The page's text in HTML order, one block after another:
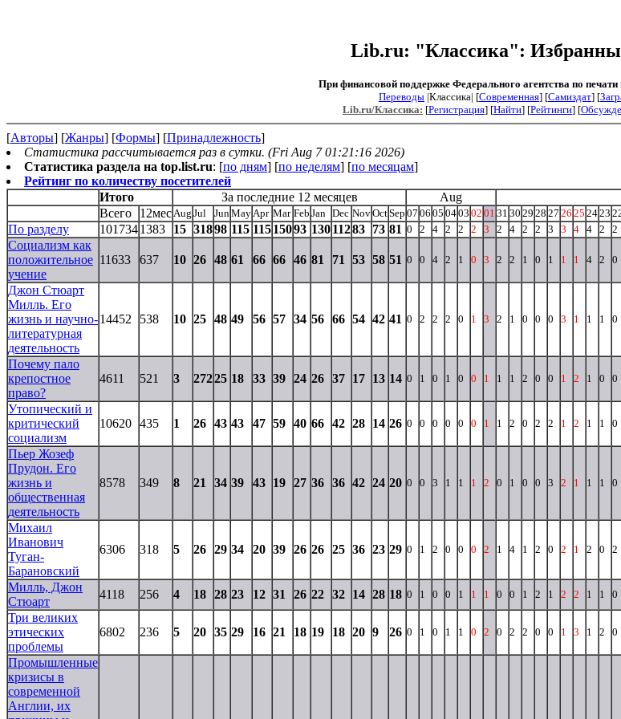
Lib.ru: "Классика":
При финансовой поддержке Федерального агентства по
Переводы |Классика| [Современная] [Самиздат] [
Lib.ru/Классика: [Регистрация] [Найти] [Рейтинги] [
[Авторы] [Жанры] [Формы] [Принадлежность]
Статистика рассчитывается раз в сутки. (Fri Aug 7 01:21:16 2026)
Статистика раздела на top.list.ru: [по дням] [по неделям] [по месяцам]
Рейтинг по количеству посетителей
Итого
За последние 12 месяцев Aug
Всего
12мес Aug Jul Jun May Apr Mar Feb Jan Dec NovOctSep 07 06 05 0403 02 01 31 30 29 28 27 26 25 2423
По разделу 1017341383 15 31898 115 11515093 13011283 73 81 0 2 4 2 2 2 3 2 4 2 2 3 3 4 4 2 2
Социализм как
положительное
учение
11633 637 10 26 48 61 66 66 46 81 71 53 58 51 0 0 4 2 1 0 3 2 2 1 0 1 1 1 4 2 0
Джон Стюарт
Милль. Его
жизнь и научно-
литературная
деятельность
14452 538 10 25 48 49 56 57 34 56 66 54 42 41 0 2 2 2 0 1 3 2 1 0 0 0 3 1 1 1 0
Почему пало
крепостное
право?
4611 521 3 27225 18 33 39 24 26 37 17 13 14 0 1 0 1 0 0 1 1 1 2 0 0 1 2 1 0 0
Утопический и
критический
социализм
10620 435 1 26 43 43 47 59 40 66 42 28 14 26 0 0 0 0 0 0 1 1 2 0 2 2 1 2 1 1 0
Пьер Жозеф
Прудон. Его
жизнь и
общественная
деятельность
8578 349 8 21 34 39 43 19 27 36 36 42 24 20 0 0 3 1 1 1 2 0 1 0 0 3 2 1 1 1 0
Михаил
Иванович
Туган-
Барановский
6306 318 5 26 29 34 20 39 26 26 25 36 23 29 0 1 2 0 0 0 2 1 4 1 2 0 2 1 2 0 2
Милль, Джон
Стюарт
4118 256 4 18 28 23 12 31 26 22 32 14 28 18 0 1 0 0 1 1 1 0 0 1 2 1 2 2 1 1 0
Три великих
этических
проблемы
6802 236 5 20 35 29 16 21 18 19 18 20 9 26 0 1 0 1 1 0 2 0 2 2 0 0 1 3 1 2 0
Промышленные
кризисы в
современной
Англии, их